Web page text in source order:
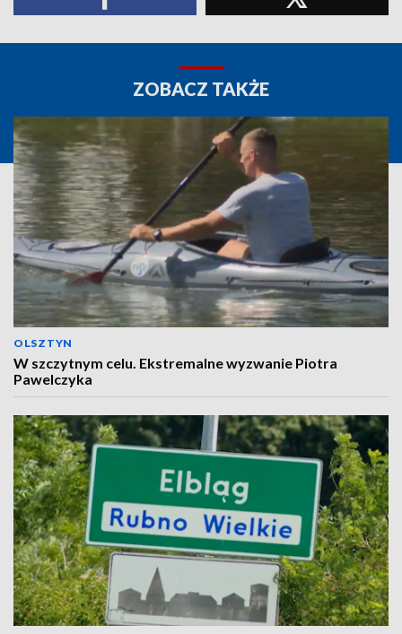
ZOBACZ TAKŻE
OLSZTYN
W szczytnym celu. Ekstremalne wyzwanie Piotra
Pawelczyka